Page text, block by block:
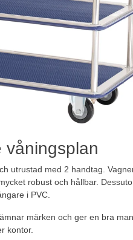
våningsplan
utrustad med 2 handtag.
robust och hållbar.
i PVC.
märken och ger en bra
kontor.